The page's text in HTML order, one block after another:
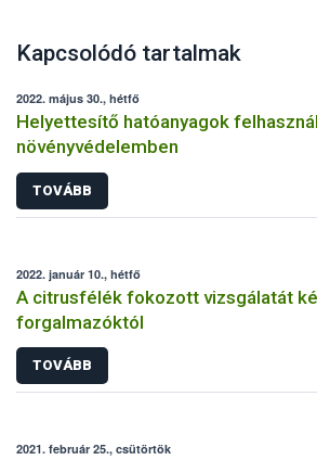
Kapcsolódó tartalmak
2022. május 30., hétfő
Helyettesítő hatóanyagok
növényvédelemben
TOVÁBB
2022. január 10., hétfő
A citrusfélék fokozott vizsgálatát
forgalmazóktól
TOVÁBB
2021. február 25., csütörtök